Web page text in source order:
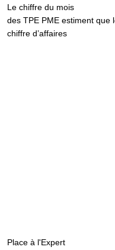
Le chiffre du mois
des TPE PME estiment que
chiffre d’affaires
Place à l'Expert